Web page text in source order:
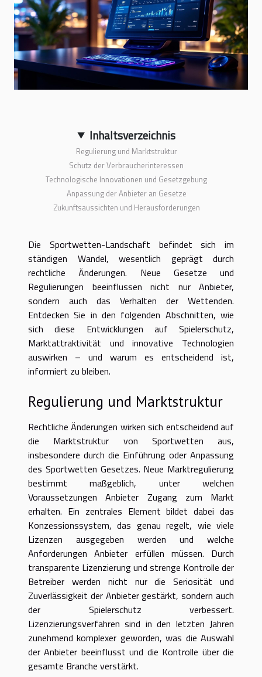
Inhaltsverzeichnis
Regulierung und Marktstruktur
Schutz der Verbraucherinteressen
Technologische Innovationen und Gesetzgebung
Anpassung der Anbieter an Gesetze
Zukunftsaussichten und Herausforderungen
Die Sportwetten-Landschaft befindet sich im
ständigen Wandel, wesentlich geprägt durch
rechtliche Änderungen. Neue Gesetze und
Regulierungen beeinflussen nicht nur Anbieter,
sondern auch das Verhalten der Wettenden.
Entdecken Sie in den folgenden Abschnitten, wie
sich diese Entwicklungen auf Spielerschutz,
Marktattraktivität und innovative Technologien
auswirken – und warum es entscheidend ist,
informiert zu bleiben.
Regulierung und Marktstruktur
Rechtliche Änderungen wirken sich entscheidend auf
die Marktstruktur von Sportwetten aus,
insbesondere durch die Einführung oder Anpassung
des Sportwetten Gesetzes. Neue Marktregulierung
bestimmt maßgeblich, unter welchen
Voraussetzungen Anbieter Zugang zum Markt
erhalten. Ein zentrales Element bildet dabei das
Konzessionssystem, das genau regelt, wie viele
Lizenzen ausgegeben werden und welche
Anforderungen Anbieter erfüllen müssen. Durch
transparente Lizenzierung und strenge Kontrolle der
Betreiber werden nicht nur die Seriosität und
Zuverlässigkeit der Anbieter gestärkt, sondern auch
der Spielerschutz verbessert.
Lizenzierungsverfahren sind in den letzten Jahren
zunehmend komplexer geworden, was die Auswahl
der Anbieter beeinflusst und die Kontrolle über die
gesamte Branche verstärkt.